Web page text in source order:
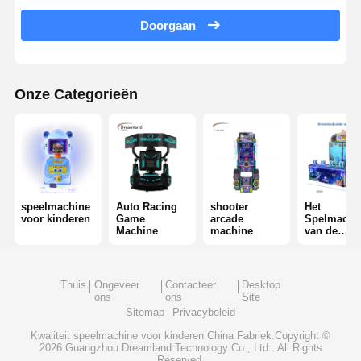
spelmachine voor muntenpusher
Motorcycle Game Simulator
De Simulator van VR 360
VR Arcade Shooter
VR bioskoop
bumperauto
Doorgaan
Onze Categorieën
speelmachine
voor kinderen
Auto Racing
Game
Machine
shooter
arcade
machine
Het
van de
Thuis
Ongeveer
ons
Contacteer
ons
Desktop
Site
Sitemap
Privacybeleid
Kwaliteit speelmachine voor kinderen China Fabriek.Copyright ©
2026 Guangzhou Dreamland Technology Co., Ltd.. All Rights